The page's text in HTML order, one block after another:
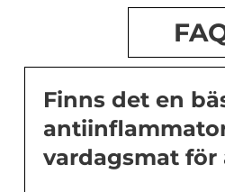
Finns det en
vardagsmat för